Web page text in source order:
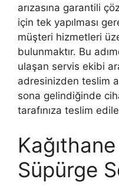
arızasına garantili
için tek yapılması
müşteri hizmetleri
bulunmaktır. Bu
ulaşan servis ekibi
adresinizden teslim
sona gelindiğinde
tarafınıza teslim
Süpürge